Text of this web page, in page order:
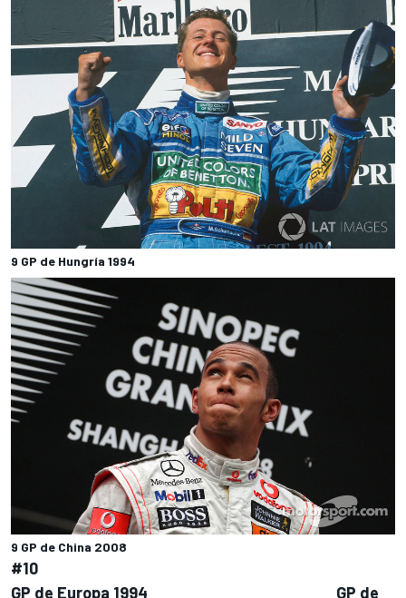
9 GP de Hungría 1994
9 GP de China 2008
#10
GP de Europa 1994 GP de